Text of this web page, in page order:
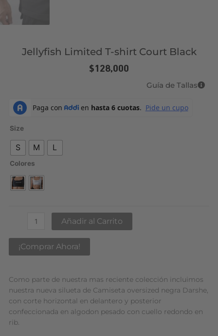
Jellyfish Limited T-shirt Court Black
$128,000
Guía de Tallas
Size
S M L
Colores
Wonders
Top
Grey
cantidad
Añadir al Carrito
¡Comprar Ahora!
Como parte de nuestra mas reciente colección incluimos
nuestra nueva silueta de Camiseta oversized negra Darshe,
con corte horizontal en delantero y posterior
confeccionada en algodon pesado con cuello redondo en
rib.